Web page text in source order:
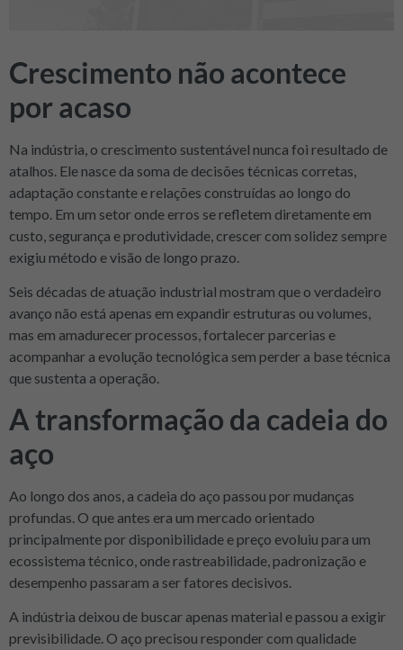
Crescimento não acontece
por acaso
Na indústria, o crescimento sustentável nunca foi resultado de
atalhos. Ele nasce da soma de decisões técnicas corretas,
adaptação constante e relações construídas ao longo do
tempo. Em um setor onde erros se refletem diretamente em
custo, segurança e produtividade, crescer com solidez sempre
exigiu método e visão de longo prazo.
Seis décadas de atuação industrial mostram que o verdadeiro
avanço não está apenas em expandir estruturas ou volumes,
mas em amadurecer processos, fortalecer parcerias e
acompanhar a evolução tecnológica sem perder a base técnica
que sustenta a operação.
A transformação da cadeia do
aço
Ao longo dos anos, a cadeia do aço passou por mudanças
profundas. O que antes era um mercado orientado
principalmente por disponibilidade e preço evoluiu para um
ecossistema técnico, onde rastreabilidade, padronização e
desempenho passaram a ser fatores decisivos.
A indústria deixou de buscar apenas material e passou a exigir
previsibilidade. O aço precisou responder com qualidade